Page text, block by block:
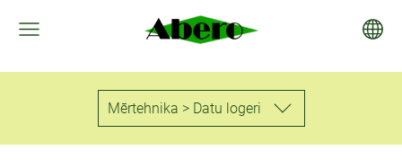
Mērtehnika > Datu logeri